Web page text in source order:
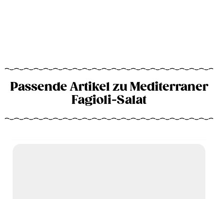
Passende Artikel zu Mediterraner
Fagioli-Salat